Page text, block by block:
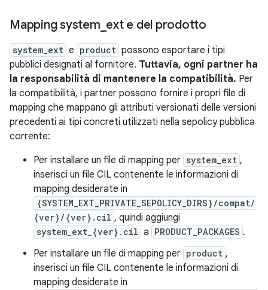
Mapping system ext e del prodotto
system_ext e product possono esportare i tipi
pubblici designati al fornitore. Tuttavia, ogni partner ha
la responsabilità di mantenere la compatibilità. Per
la compatibilità, i partner possono fornire i propri file di
mapping che mappano gli attributi versionati delle versioni
precedenti ai tipi concreti utilizzati nella sepolicy pubblica
corrente:
Per installare un file di mapping per system_ext ,
inserisci un file CIL contenente le informazioni di
mapping desiderate in
{SYSTEM_EXT_PRIVATE_SEPOLICY_DIRS}/compat/
{ver}/{ver}.cil , quindi aggiungi
system_ext_{ver}.cil a PRODUCT_PACKAGES .
Per installare un file di mapping per product ,
inserisci un file CIL contenente le informazioni di
mapping desiderate in